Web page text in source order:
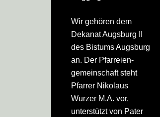
Wir gehören dem
Dekanat Augsburg II
des Bistums Augsburg
an. Der Pfarreien­
gemeinschaft steht
Pfarrer Nikolaus
Wurzer M.A. vor,
unterstützt von Pater